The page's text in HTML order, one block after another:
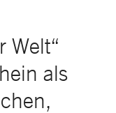
Welt“
als